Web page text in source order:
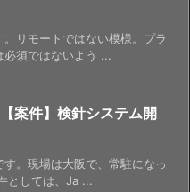
リモートではない模様。プラ
必須ではないよう ...
案件】検針システム開
。現場は大阪で、常駐になっ
としては、Ja ...